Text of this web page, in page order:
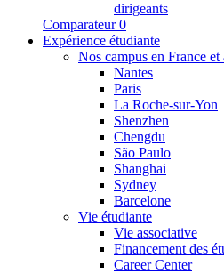
dirigeants
Comparateur 0
Expérience étudiante
Nos campus en France
Nantes
Paris
La Roche-sur-Yon
Shenzhen
Chengdu
São Paulo
Shanghai
Sydney
Barcelone
Vie étudiante
Vie associative
Financement des
Career Center